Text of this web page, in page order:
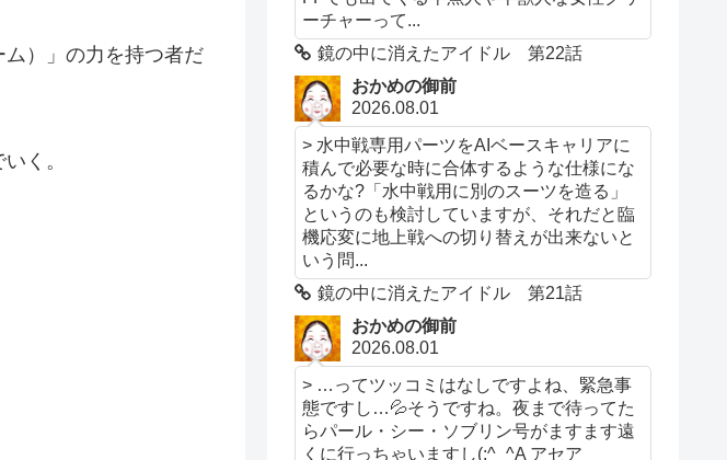
）」の力を持つ者だ
く。
ーチャーって...
鏡の中に消えたアイドル 第22話
おかめの御前
2026.08.01
> 水中戦専用パーツをAIベースキャリアに
積んで必要な時に合体するような仕様にな
るかな?「水中戦用に別のスーツを造る」
というのも検討していますが、それだと臨
機応変に地上戦への切り替えが出来ないと
いう問...
鏡の中に消えたアイドル 第21話
おかめの御前
2026.08.01
> …ってツッコミはなしですよね、緊急事
態ですし…💦そうですね。夜まで待ってた
らパール・シー・ソブリン号がますます遠
くに行っちゃいますし(;^_^A アセア